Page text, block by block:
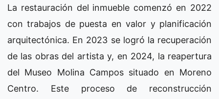
La restauración del inmueble comenzó en 2022
con trabajos de puesta en valor y planificación
arquitectónica. En 2023 se logró la recuperación
de las obras del artista y, en 2024, la reapertura
del Museo Molina Campos situado en Moreno
Centro. Este proceso de reconstrucción